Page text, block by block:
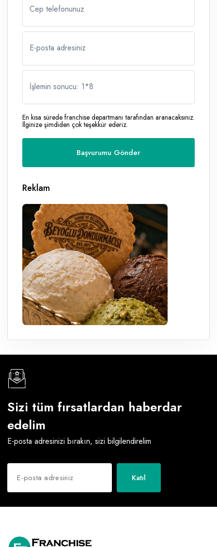
Cep telefonunuz
E-posta adresiniz
İşlemin sonucu: 1*8
En kısa sürede franchise departmanı tarafından aranacaksınız.
İlginize şimdiden çok teşekkür ederiz.
Reklam
Sizi tüm fırsatlardan haberdar
edelim
E-posta adresinizi bırakın, sizi bilgilendirelim
Katıl